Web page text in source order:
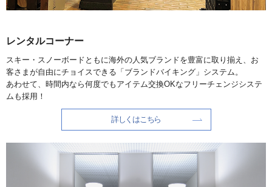
レンタルコーナー
スキー・スノーボードともに海外の人気ブランドを豊富に取り揃え、お
客さまが自由にチョイスできる「ブランドバイキング」システム。
あわせて、時間内なら何度でもアイテム交換OKなフリーチェンジシステ
ムも採用！
詳しくはこちら